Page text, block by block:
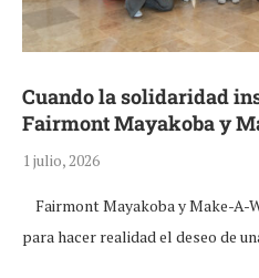
Cuando la solidaridad
Fairmont Mayakoba y
1 julio, 2026
Fairmont Mayakoba y Make-A-
para hacer realidad el deseo de